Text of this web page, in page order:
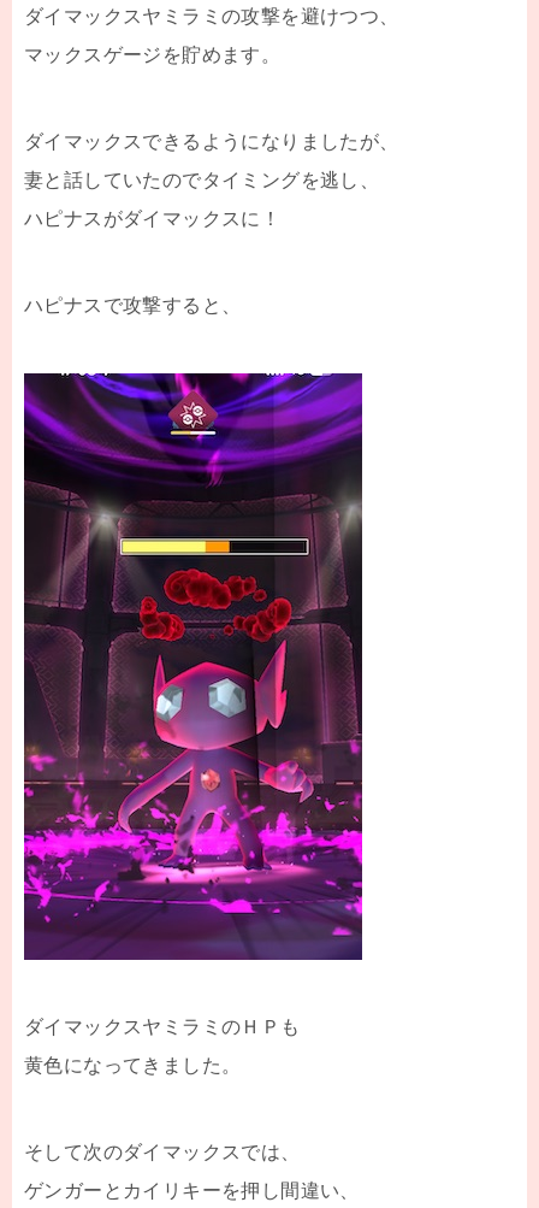
ダイマックスヤミラミの攻撃を避けつつ、
マックスゲージを貯めます。
ダイマックスできるようになりましたが、
妻と話していたのでタイミングを逃し、
ハピナスがダイマックスに！
ハピナスで攻撃すると、
ダイマックスヤミラミのＨＰも
黄色になってきました。
そして次のダイマックスでは、
ゲンガーとカイリキーを押し間違い、